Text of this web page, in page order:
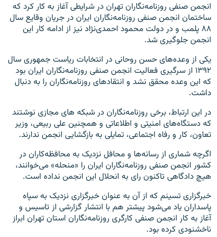
انجمن صنفی روزنامه‌نگاران تهران در شرایطی آغاز به کار کرد که
ساختمان انجمن صنفی روزنامه‌نگاران ایران در جریان وقایع سال
۸۸ پلمب و در دولت محمود احمدی‌نژاد نیز از ادامه کار این
انجمن جلوگیری شد.
یکی از وعده‌های حسن روحانی در انتخابات ریاست جمهوری سال
۱۳۹۲ از سرگیری فعالیت انجمن صنفی روزنامه‌نگاران ایران بود
که این وعده محقق نشد و انتقادهای روزنامه‌نگاران را به دنبال
داشت.
در این ارتباط، برخی روزنامه‌نگاران در شبکه های مجازی نوشتند
که دستگاه‌های امنیتی و اطلاعاتی و همچنین علی ربیعی، وزیر
تعاون، کار و رفاه اجتماعی، تمایلی به بازگشایی انجمن ندارند.
اگرچه شماری از رسانه‌ها و محافل نزدیک به محافظه‌کاران در
کشور انجمن صنفی روزنامه‌نگاران ایران را «منحله» می‌خوانند،
هیچ دادگاهی تاکنون رای به انحلال این انجمن نداده است.
خبرگزاری تسینم که از آن به عنوان خبرگزاری نزدیک به سپاه
پاسداران یاد می‌شود پیشتر هم با انتشار گزارشی از تاسیس و
آغاز به کار انجمن صنفی کارگری روزنامه‌نگاران استان تهران ابراز
ناخشنودی کرده بود.